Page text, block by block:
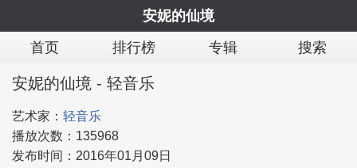
安妮的仙境
首页
排行榜 专辑 搜索
安妮的仙境 - 轻音乐
艺术家： 轻音乐
播放次数： 135968
发布时间： 2016年01月09日